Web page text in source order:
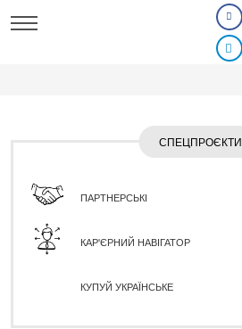
СПЕЦПРОЄКТИ
ПАРТНЕРСЬКІ
КАР'ЄРНИЙ НАВІГАТОР
КУПУЙ УКРАЇНСЬКЕ